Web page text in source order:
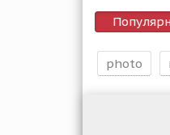
photo